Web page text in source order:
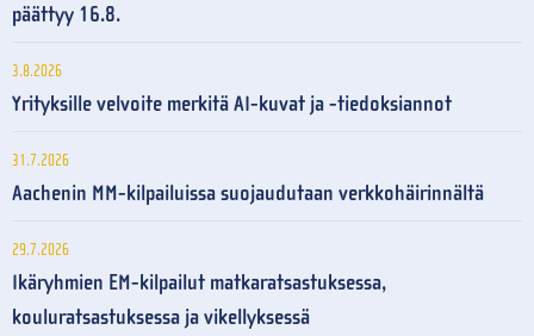
päättyy 16.8.
3.8.2026
Yrityksille velvoite merkitä AI-kuvat ja -tiedoksiannot
31.7.2026
Aachenin MM-kilpailuissa suojaudutaan verkkohäirinnältä
29.7.2026
Ikäryhmien EM-kilpailut matkaratsastuksessa,
kouluratsastuksessa ja vikellyksessä